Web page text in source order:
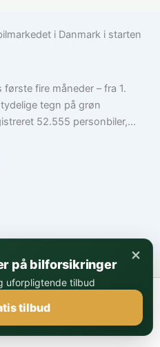
i Danmark i starten
første fire måneder – fra 1.
tegn på grøn
52.555 personbiler,...
byAstra WordPress Tema
×
på bilforsikringer
uforpligtende tilbud
tilbud